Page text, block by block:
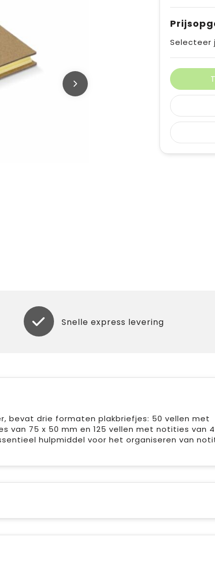
Selecteer
Snelle express levering
bevat drie formaten plakbriefjes: 50 vellen met
van 75 x 50 mm en 125 vellen met notities van
hulpmiddel voor het organiseren van